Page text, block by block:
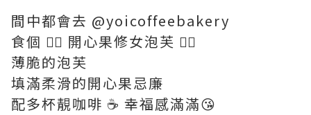
間中都會去 @yoicoffeebakery
食個 👉🏻 開心果修女泡芙 👈🏻
薄脆的泡芙
填滿柔滑的開心果忌廉
配多杯靚咖啡 ☕️ 幸福感滿滿😘